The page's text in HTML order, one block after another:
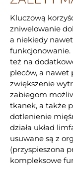
Kluczową
zniwelowanie
a niekiedy
funkcjonowanie.
też na
pleców, a nawet
zwiększenie
zabiegom
tkanek, a także
dotlenienie
działa układ
usuwane są z
(przyspieszona
kompleksowe